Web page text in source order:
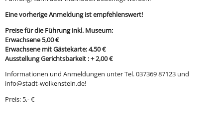
Eine vorherige Anmeldung ist empfehlenswert!
Preise für die Führung inkl. Museum:
Erwachsene 5,00 €
Erwachsene mit Gästekarte: 4,50 €
Ausstellung Gerichtsbarkeit : + 2,00 €
Informationen und Anmeldungen unter Tel. 037369 87123 und
info@stadt-wolkenstein.de!
Preis: 5,- €